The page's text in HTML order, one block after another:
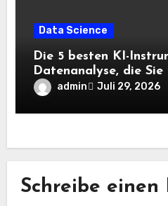
Data Science
Die 5 besten KI-
Datenanalyse, die Sie
solltenadmin Juli 29, 2026
Schreibe einen